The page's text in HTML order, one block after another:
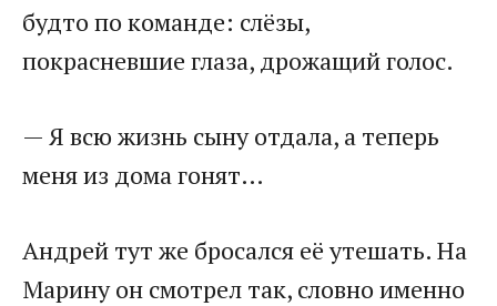
будто по команде: слёзы,
покрасневшие глаза, дрожащий голос.
— Я всю жизнь сыну отдала, а теперь
меня из дома гонят…
Андрей тут же бросался её утешать. На
Марину он смотрел так, словно именно